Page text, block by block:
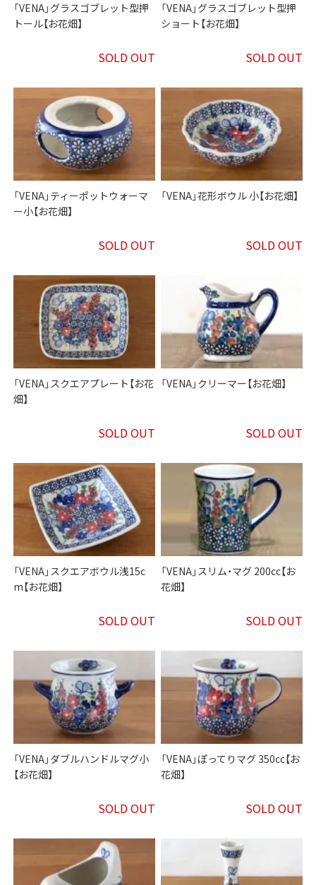
「VENA」グラスゴブレット型押
トール【お花畑】
SOLD OUT
「VENA」グラスゴブレット型押
ショート【お花畑】
SOLD OUT
「VENA」ティーポットウォーマ
ー小【お花畑】
SOLD OUT
「VENA」花形ボウル 小【お花畑】
SOLD OUT
「VENA」スクエアプレート【お花
畑】
SOLD OUT
「VENA」クリーマー【お花畑】
SOLD OUT
「VENA」スクエアボウル浅15c
m【お花畑】
SOLD OUT
「VENA」スリム・マグ 200cc【お
花畑】
SOLD OUT
「VENA」ダブルハンドルマグ小
【お花畑】
SOLD OUT
「VENA」ぽってりマグ 350cc【お
花畑】
SOLD OUT